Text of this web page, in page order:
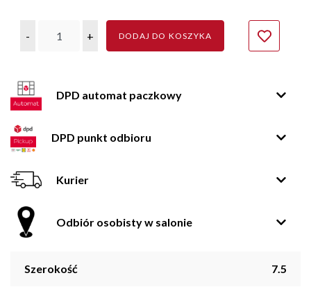
- + DODAJ DO KOSZYKA
DPD automat paczkowy
DPD punkt odbioru
Kurier
Odbiór osobisty w salonie
Szerokość 7.5